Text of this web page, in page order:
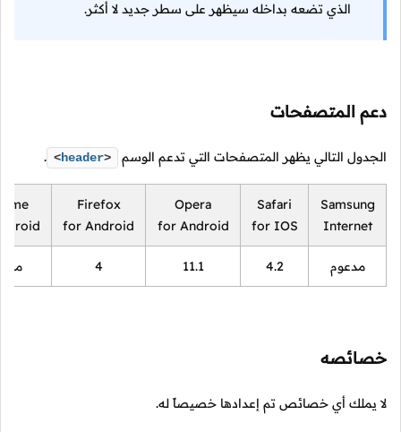
الذي تضعه بداخله سيظهر على سطر جديد لا أكثر.
دعم المتصفحات
الجدول التالي يظهر المتصفحات التي تدعم الوسم <header>
.
Firefox
for Android
Opera
for Android
Safari
for IOS
Samsung
Internet
4 11.1 4.2 مدعوم
خصائصه
لا يملك أي خصائص تم إعدادها خصيصاً له.